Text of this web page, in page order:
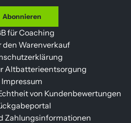
Abonnieren
für Coaching
den Warenverkauf
Altbatterieentsorgung
Impressum
von Kundenbewertungen
Zahlungsinformationen